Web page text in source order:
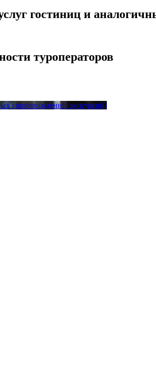
гостиниц и
туроператоров
сопровождений экскурсий)